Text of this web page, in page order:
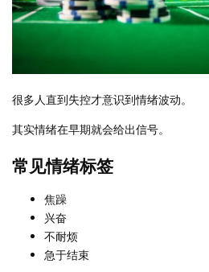
很多人直到失控才意识到情绪波动。
其实情绪在早期就会给出信号。
常见情绪标签
焦躁
兴奋
不耐烦
急于结束